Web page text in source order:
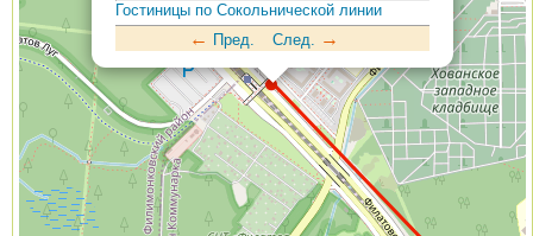
Гостиницы по Сокольнической линии
← Пред. След. →